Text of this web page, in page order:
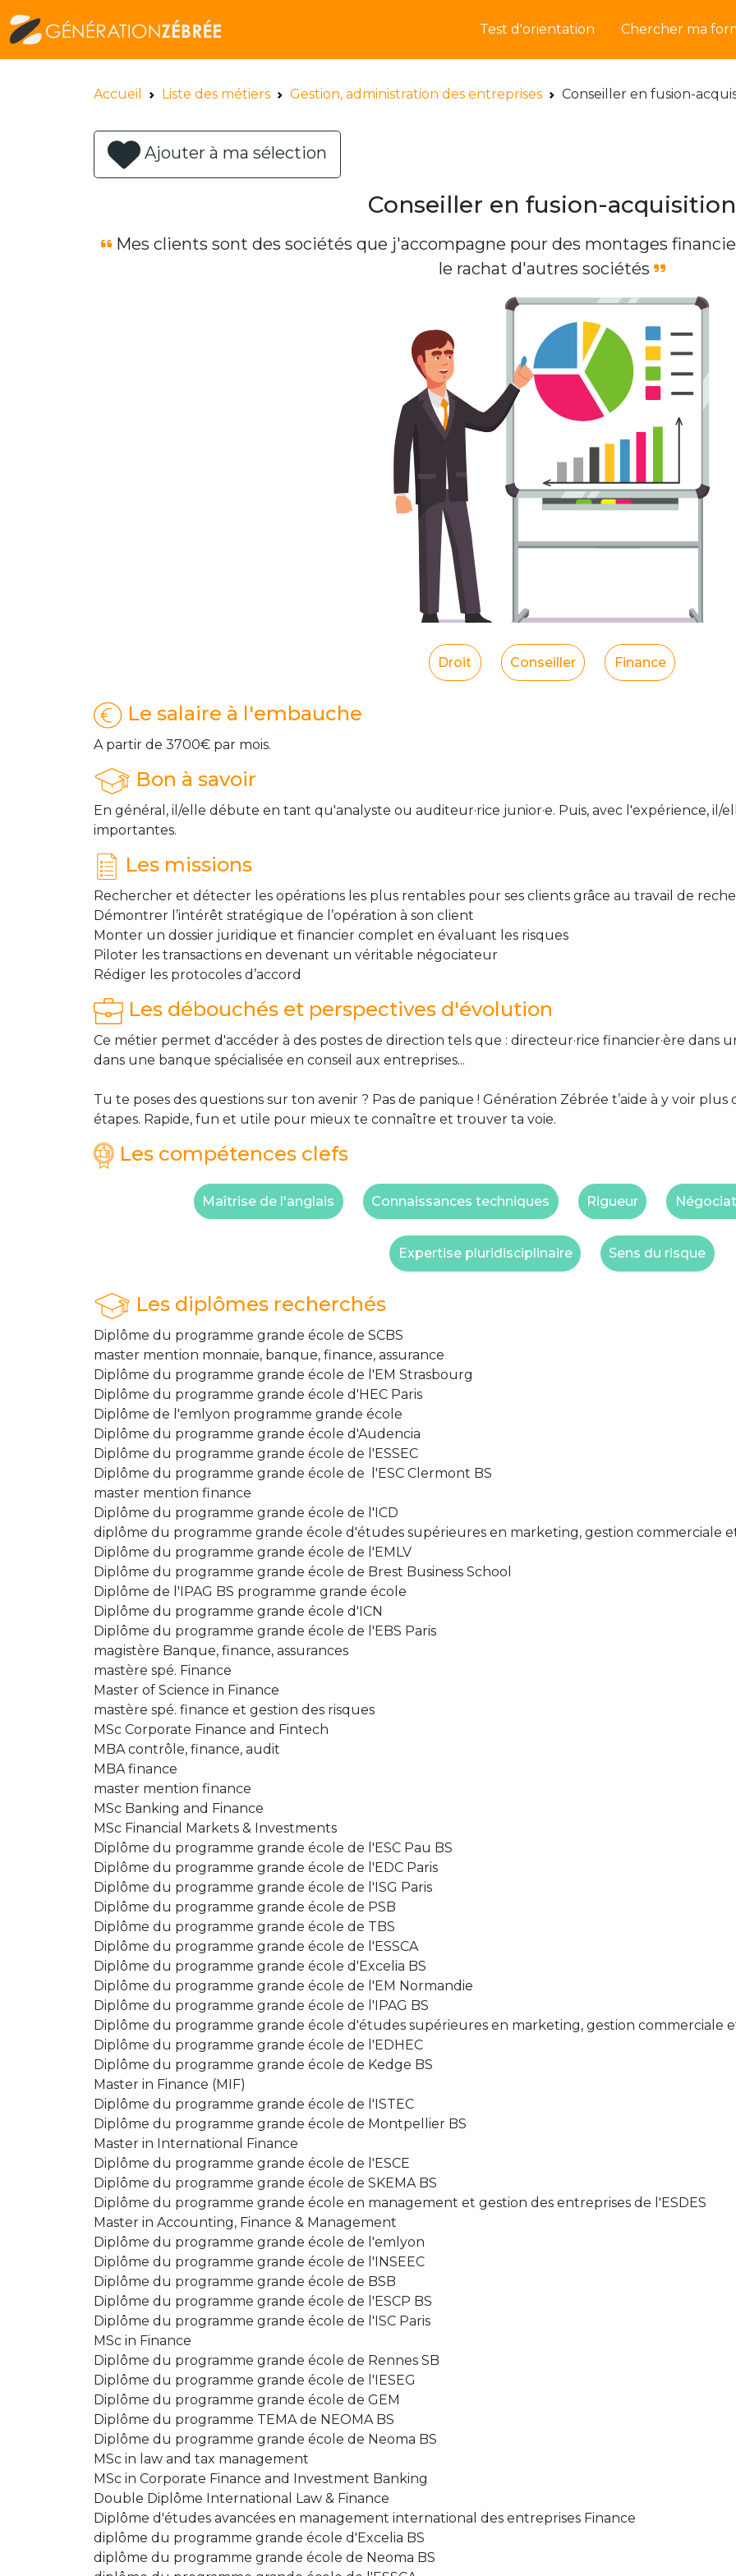
Test d'orientation Chercher ma
Accueil Liste des métiers Gestion, administration des entreprises Conseiller en fusion-
Ajouter à ma sélection
Conseiller en fusion-acquisition
Mes clients sont des sociétés que j'accompagne pour des montages
le rachat d'autres sociétés
Droit Conseiller Finance
Le salaire à l'embauche
A partir de 3700€ par mois.
Bon à savoir
En général, il/elle débute en tant qu'analyste ou auditeur·rice junior·e. Puis, avec l'expérience, il/
importantes.
Les missions
Rechercher et détecter les opérations les plus rentables pour ses clients grâce au travail de
Démontrer l’intérêt stratégique de l’opération à son client
Monter un dossier juridique et financier complet en évaluant les risques
Piloter les transactions en devenant un véritable négociateur
Rédiger les protocoles d’accord
Les débouchés et perspectives d'évolution
Ce métier permet d'accéder à des postes de direction tels que : directeur·rice financier·ère dans
dans une banque spécialisée en conseil aux entreprises...
Tu te poses des questions sur ton avenir ? Pas de panique ! Génération Zébrée t’aide à y voir plus
étapes. Rapide, fun et utile pour mieux te connaître et trouver ta voie.
Les compétences clefs
Maîtrise de l'anglais Connaissances techniques Rigueur
Expertise pluridisciplinaire Sens du risque
Les diplômes recherchés
Diplôme du programme grande école de SCBS
master mention monnaie, banque, finance, assurance
Diplôme du programme grande école de l'EM Strasbourg
Diplôme du programme grande école d'HEC Paris
Diplôme de l'emlyon programme grande école
Diplôme du programme grande école d'Audencia
Diplôme du programme grande école de l'ESSEC
Diplôme du programme grande école de l'ESC Clermont BS
master mention finance
Diplôme du programme grande école de l'ICD
diplôme du programme grande école d'études supérieures en marketing, gestion commerciale
Diplôme du programme grande école de l'EMLV
Diplôme du programme grande école de Brest Business School
Diplôme de l'IPAG BS programme grande école
Diplôme du programme grande école d'ICN
Diplôme du programme grande école de l'EBS Paris
magistère Banque, finance, assurances
mastère spé. Finance
Master of Science in Finance
mastère spé. finance et gestion des risques
MSc Corporate Finance and Fintech
MBA contrôle, finance, audit
MBA finance
master mention finance
MSc Banking and Finance
MSc Financial Markets & Investments
Diplôme du programme grande école de l'ESC Pau BS
Diplôme du programme grande école de l'EDC Paris
Diplôme du programme grande école de l'ISG Paris
Diplôme du programme grande école de PSB
Diplôme du programme grande école de TBS
Diplôme du programme grande école de l'ESSCA
Diplôme du programme grande école d'Excelia BS
Diplôme du programme grande école de l'EM Normandie
Diplôme du programme grande école de l'IPAG BS
Diplôme du programme grande école d'études supérieures en marketing, gestion commerciale
Diplôme du programme grande école de l'EDHEC
Diplôme du programme grande école de Kedge BS
Master in Finance (MIF)
Diplôme du programme grande école de l'ISTEC
Diplôme du programme grande école de Montpellier BS
Master in International Finance
Diplôme du programme grande école de l'ESCE
Diplôme du programme grande école de SKEMA BS
Diplôme du programme grande école en management et gestion des entreprises de l'ESDES
Master in Accounting, Finance & Management
Diplôme du programme grande école de l'emlyon
Diplôme du programme grande école de l'INSEEC
Diplôme du programme grande école de BSB
Diplôme du programme grande école de l'ESCP BS
Diplôme du programme grande école de l'ISC Paris
MSc in Finance
Diplôme du programme grande école de Rennes SB
Diplôme du programme grande école de l'IESEG
Diplôme du programme grande école de GEM
Diplôme du programme TEMA de NEOMA BS
Diplôme du programme grande école de Neoma BS
MSc in law and tax management
MSc in Corporate Finance and Investment Banking
Double Diplôme International Law & Finance
Diplôme d'études avancées en management international des entreprises Finance
diplôme du programme grande école d'Excelia BS
diplôme du programme grande école de Neoma BS